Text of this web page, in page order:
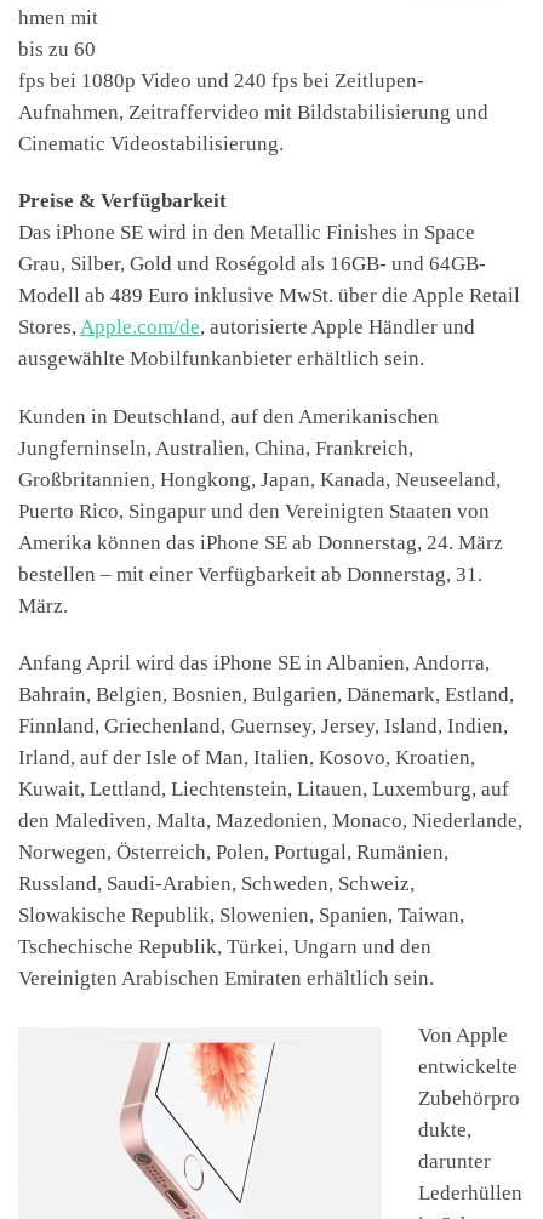
hmen mit
bis zu 60
fps bei 1080p Video und 240 fps bei Zeitlupen-
Aufnahmen, Zeitraffervideo mit Bildstabilisierung und
Cinematic Videostabilisierung.
Preise & Verfügbarkeit
Das iPhone SE wird in den Metallic Finishes in Space
Grau, Silber, Gold und Roségold als 16GB- und 64GB-
Modell ab 489 Euro inklusive MwSt. über die Apple Retail
Stores, Apple.com/de, autorisierte Apple Händler und
ausgewählte Mobilfunkanbieter erhältlich sein.
Kunden in Deutschland, auf den Amerikanischen
Jungferninseln, Australien, China, Frankreich,
Großbritannien, Hongkong, Japan, Kanada, Neuseeland,
Puerto Rico, Singapur und den Vereinigten Staaten von
Amerika können das iPhone SE ab Donnerstag, 24. März
bestellen – mit einer Verfügbarkeit ab Donnerstag, 31.
März.
Anfang April wird das iPhone SE in Albanien, Andorra,
Bahrain, Belgien, Bosnien, Bulgarien, Dänemark, Estland,
Finnland, Griechenland, Guernsey, Jersey, Island, Indien,
Irland, auf der Isle of Man, Italien, Kosovo, Kroatien,
Kuwait, Lettland, Liechtenstein, Litauen, Luxemburg, auf
den Malediven, Malta, Mazedonien, Monaco, Niederlande,
Norwegen, Österreich, Polen, Portugal, Rumänien,
Russland, Saudi-Arabien, Schweden, Schweiz,
Slowakische Republik, Slowenien, Spanien, Taiwan,
Tschechische Republik, Türkei, Ungarn und den
Vereinigten Arabischen Emiraten erhältlich sein.
Von Apple
entwickelte
Zubehörpro
dukte,
darunter
Lederhüllen